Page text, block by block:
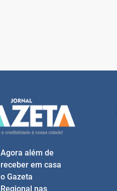
Agora além de
receber em casa
o Gazeta
Regional nas